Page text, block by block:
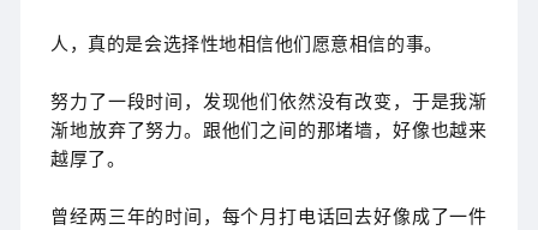
人，真的是会选择性地相信他们愿意相信的事。
努力了一段时间，发现他们依然没有改变，于是我渐
渐地放弃了努力。跟他们之间的那堵墙，好像也越来
越厚了。
曾经两三年的时间，每个月打电话回去好像成了一件